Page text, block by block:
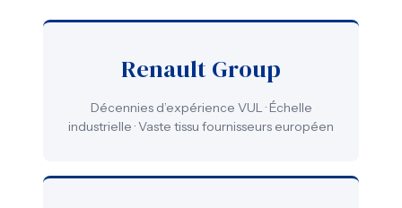
Renault Group
Décennies d’expérience VUL · Échelle
industrielle · Vaste tissu fournisseurs européen